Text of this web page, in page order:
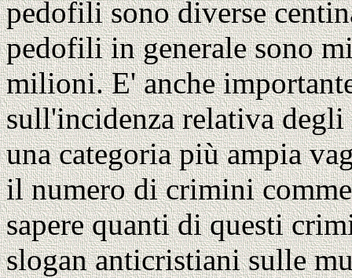
pedofili sono diverse
pedofili in generale sono
milioni. E' anche
sull'incidenza relativa
una categoria più ampia
il numero di crimini
sapere quanti di questi
slogan anticristiani sulle